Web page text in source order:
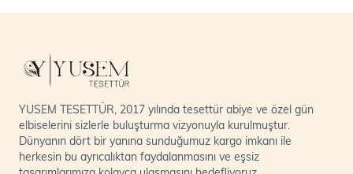
YUSEM TESETTÜR, 2017 yılında tesettür abiye ve özel gün
elbiselerini sizlerle buluşturma vizyonuyla kurulmuştur.
Dünyanın dört bir yanına sunduğumuz kargo imkanı ile
herkesin bu ayrıcalıktan faydalanmasını ve eşsiz